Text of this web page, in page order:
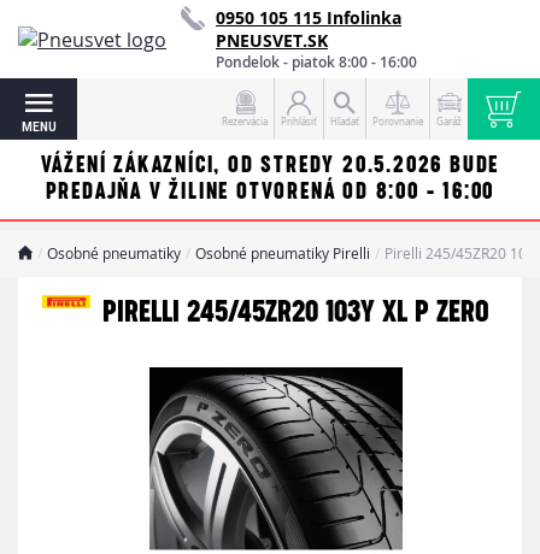
0950 105 115 Infolinka
PNEUSVET.SK
Pondelok - piatok 8:00 - 16:00
MENU Rezervácia Prihlásiť Hľadať Porovnanie Garáž
VÁŽENÍ ZÁKAZNÍCI, OD STREDY 20.5.2026 BUDE
PREDAJŇA V ŽILINE OTVORENÁ OD 8:00 - 16:00
Osobné pneumatiky Osobné pneumatiky Pirelli Pirelli 245/45ZR20
PIRELLI 245/45ZR20 103Y XL P ZERO